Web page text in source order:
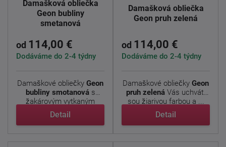
Damašková obliečka
Geon bubliny
smetanová
od 114,00 €
Dodáváme do 2-4 týdny
Damaškové obliečky Geon
bubliny smotanovás
žakárovým vytkaným
vzorom ...
Detail
Damašková obliečka
Geon pruh zelená
od 114,00 €
Dodáváme do 2-4 týdny
Damaškové obliečky Geon
pruh zelená Vás uchváti
sou žiarivou farbou a ...
Detail